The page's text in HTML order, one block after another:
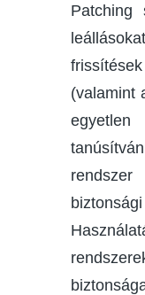
Patching
(valamint